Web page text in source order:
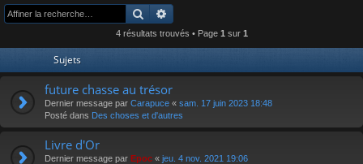
de
c
Rechercher
4 résultats trouvés • Page 1 sur 1
Sujets
future chasse au trésor
Dernier message par Carapuce « sam. 17 juin 2023 18:48
Posté dans Des choses et d'autres
Livre d'Or
Dernier message par Epoc « jeu. 4 nov. 2021 19:06